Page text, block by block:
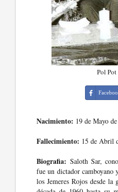
Pol Pot
Nacimiento: 19 de Mayo
Fallecimiento: 15 de Abril
Biografia: Saloth Sar,
fue un dictador
los Jemeres Rojos desde la